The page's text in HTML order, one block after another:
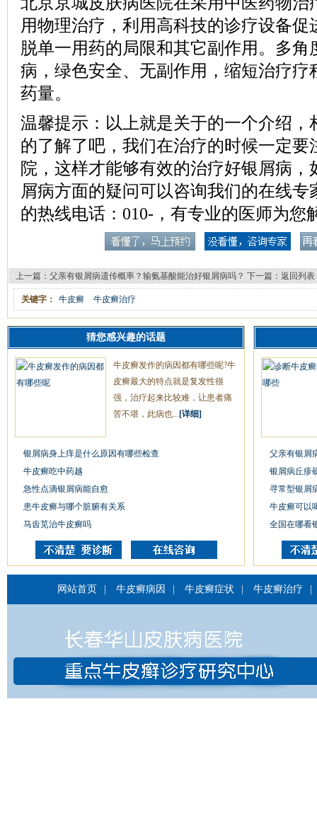
用物理治疗，利用高科技的诊疗设备促
脱单一用药的局限和其它副作用。多角
病，绿色安全、无副作用，缩短治疗疗
药量。
温馨提示：以上就是关于的一个介绍，
的了解了吧，我们在治疗的时候一定要
院，这样才能够有效的治疗好银屑病，
屑病方面的疑问可以咨询我们的在线专
的热线电话：010-，有专业的医师为您
上一篇： 父亲有银屑病遗传概率？输氨基酸能治好银屑病吗？ 下一篇： 返回列表
关键字： 牛皮癣 牛皮癣治疗
猜您感兴趣的话题
牛皮癣发作的病因都有哪些呢?牛
皮癣最大的特点就是复发性很
强，治疗起来比较难，让患者痛
苦不堪，此病也... [详细]
银屑病身上痒是什么原因有哪些检查
牛皮癣吃中药越
急性点滴银屑病能自愈
患牛皮癣与哪个脏腑有关系
马齿苋治牛皮癣吗
父亲有银屑
银屑病丘疹
寻常型银屑
牛皮癣可以
全国在哪看
网站首页 牛皮癣病因 牛皮癣症状 牛皮癣治疗